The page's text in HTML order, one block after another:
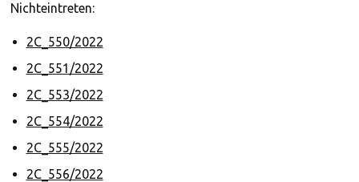
Nichteintreten:
2C_550/2022
2C_551/2022
2C_553/2022
2C_554/2022
2C_555/2022
2C_556/2022